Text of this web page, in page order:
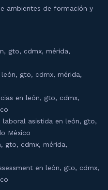
ambientes de formación y
gto, cdmx, mérida,
gto, cdmx, mérida,
en león, gto, cdmx,
laboral asistida en león, gto,
México
gto, cdmx, mérida,
en león, gto, cdmx,